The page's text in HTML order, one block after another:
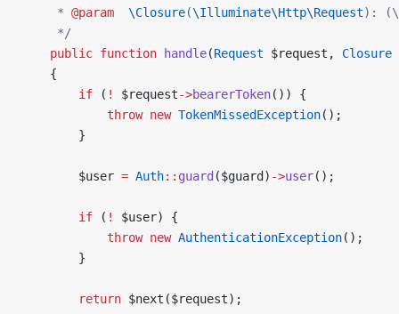
     *
@param
  \Closure
(\Illuminate\Http\Request):
     */
    public
function handle(Request $request, Closure
    {
        if
( ! $request->bearerToken()) {
            throw
new TokenMissedException();
        }
        $user
= Auth:: guard ($guard) ->user();
        if
( !
$user) {
            throw
new AuthenticationException();
        }
        return
$next($request);